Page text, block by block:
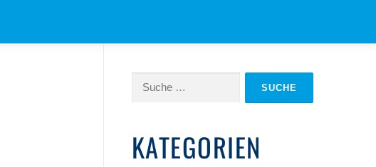
Suche
KATEGORIEN